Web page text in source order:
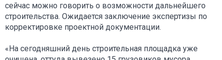
сейчас можно говорить о возможности дальнейшего
строительства. Ожидается заключение экспертизы по
корректировке проектной документации.
«На сегодняшний день строительная площадка уже